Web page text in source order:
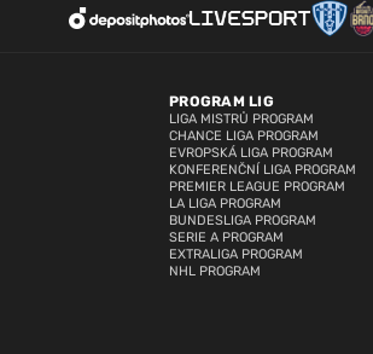
PROGRAM LIG
LIGA MISTRŮ PROGRAM
CHANCE LIGA PROGRAM
EVROPSKÁ LIGA PROGRAM
KONFERENČNÍ LIGA PROGRAM
PREMIER LEAGUE PROGRAM
LA LIGA PROGRAM
BUNDESLIGA PROGRAM
SERIE A PROGRAM
EXTRALIGA PROGRAM
NHL PROGRAM